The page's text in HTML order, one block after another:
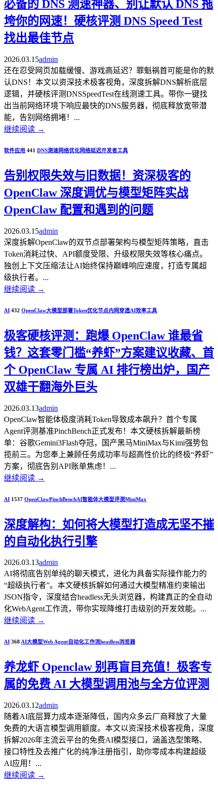
必备的 DNS 测速神器、别让默认 DNS 拖
垮你的网速！硬核评测 DNS Speed Test
找出最佳节点
2026.03.15admin
还在忍受网页加载缓慢、游戏高延迟？罪魁祸首可能是你的默
认DNS！本文以资深技术极客视角，深度拆解DNS解析底层
逻辑，并硬核评测DNSSpeedTest在线测速工具。带你一键找
出当前网络环境下响应最快的DNS服务器，彻底释放宽带潜
能，告别网络拥堵！...
继续阅读 →
软件应用 441 DNS测速网络优化网络延迟开发者工具
告别权限失效与旧数据！资深极客的
OpenClaw 深度调优与模型矩阵实战
OpenClaw 配置和遇到的问题
2026.03.15admin
深度拆解OpenClaw的双节点部署架构与模型矩阵策略，直击
Token消耗过快、API额度受限、升级权限失效等核心痛点。
独创上下文压缩法让AI始终保持巅峰响应速度，打造专属超
级执行者。...
继续阅读 →
AI 432 OpenClaw大模型部署Token优化节点内网穿透AI效率工具
极客硬核评测：跑爆 OpenClaw 谁最省
钱？这套零门槛“养虾”方案建议收藏、首
个 OpenClaw 专属 AI 排行榜出炉，国产
双雄干翻海外巨头
2026.03.13admin
OpenClaw智能体极度消耗Token导致成本飙升？首个专属
Agent评测基准PinchBench正式发布！本文硬核拆解最新榜
单：谷歌Gemini3Flash夺冠，国产黑马MiniMax与Kimi强势包
揽前三。为您奉上兼顾任务成功率与超高性价比的终极“养虾”
方案，彻底告别API账单焦虑！...
继续阅读 →
AI 1537 OpenClawPinchBenchAI智能体大模型评测MiniMax
深度解构：如何将大模型打造成无坚不摧
的自动化执行引擎
2026.03.13admin
AI将彻底告别单纯的聊天模式，进化为具备实际操作能力的
“超级执行者”。本文硬核拆解如何通过大模型精准约束输出
JSON指令，深度结合headless无头浏览器，构建真正的全自动
化WebAgent工作流，带你实现降维打击级别的开发效能。...
继续阅读 →
AI 368AI大模型Web Agent 自动化工作流headless浏览器
养龙虾 Openclaw 别再盲目充值！极客专
属的免费 AI 大模型调用池与全方位评测
2026.03.12admin
随着AI底层算力成本逐渐降低，国内众多云厂商释放了大量
免费的大语言模型调用额度。本文以资深技术极客视角，深度
拆解2026年主流云平台的免费AI模型接口，涵盖选型策略、
接口特性及去推广化的纯净注册指引，助你零成本构建超级
AI应用！...
继续阅读 →